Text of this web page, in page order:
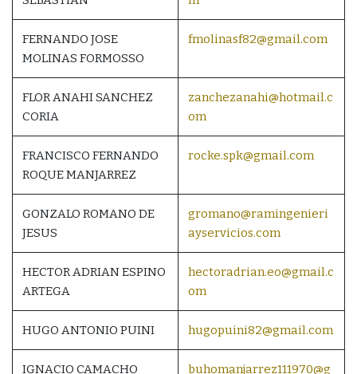
FERNANDO JOSE
MOLINAS FORMOSSO
fmolinasf82@gmail.com
FLOR ANAHI SANCHEZ
CORIA
zanchezanahi@hotmail.c
om
FRANCISCO FERNANDO
ROQUE MANJARREZ
rocke.spk@gmail.com
GONZALO ROMANO DE
JESUS
gromano@ramingenieri
ayservicios.com
HECTOR ADRIAN ESPINO
ARTEGA
hectoradrian.eo@gmail.c
om
HUGO ANTONIO PUINI hugopuini82@gmail.com
IGNACIO CAMACHO
buhomanjarrez111970@g